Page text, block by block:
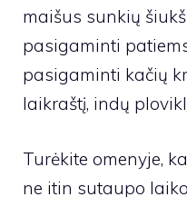
maišus sunkių
pasigaminti
pasigaminti kačių
laikraštį, indų
Turėkite omenyje,
ne itin sutaupo